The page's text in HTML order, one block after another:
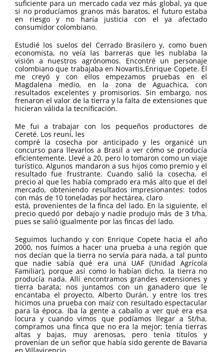
suficiente para un mercado cada vez más global, ya que
si no producíamos granos más baratos, el futuro estaba
en riesgo y no haría justicia con el ya afectado
consumidor colombiano.
Estudié los suelos del Cerrado Brasilero y, como buen
economista, no veía las barreras que les nublaba la
visión a nuestros agrónomos. Encontré un personaje
colombiano que trabajaba en Novartis,Enrique Copete. Él
me creyó y con ellos empezamos pruebas en el
Magdalena medio, en la zona de Aguachica, con
resultados excelentes y promisorios. Sin embargo, nos
frenaron el valor de la tierra y la falta de extensiones que
hicieran válida la tecnificación.
Me fui a trabajar con los pequeños productores de
Cereté. Los reuní, les
compré la cosecha por anticipado y les organicé un
concurso para llevarlos a Brasil a ver cómo se producía
eficientemente. Llevé a 20, pero lo tomaron como un viaje
turístico. Algunos mandaron a sus hijos como premio y el
resultado fue frustrante. Cuando salió la cosecha, el
precio al que les había comprado era más alto que el del
mercado, obteniendo resultados impresionantes: todos
con más de 10 toneladas por hectárea, claro
está, provenientes de la finca del lado. En la siguiente, el
precio quedó por debajo y nadie produjo más de 3 t/ha,
pues se salió igualmente por las fincas del lado.
Seguimos luchando y con Enrique Copete hacia el año
2000, nos fuimos a hacer una prueba a una región que
nos decían que la tierra no servía para nada, a tal punto
que nadie sabía qué era una UAF (Unidad Agrícola
Familiar), porque así como lo habían dicho, la tierra no
producía nada. Allí encontramos grandes extensiones y
tierra barata; nos juntamos con un ganadero que le
encantaba el proyecto, Alberto Durán, y entre los tres
hicimos una prueba con maíz con resultado espectacular
para la época. Iba la gente a caballo a ver qué era esa
locura y cuando vimos que podíamos llegar a 5t/ha,
compramos una finca que no era la mejor; tenía tierras
altas y bajas, muy arenosas, pero tenía títulos y
provenían de un señor que había sido gerente de Bavaria